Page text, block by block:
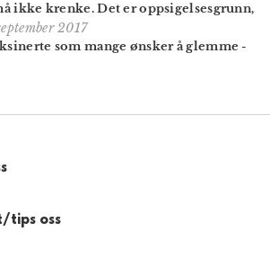
ikke krenke. Det er oppsigelsesgrunn,
2017
som mange ønsker å glemme -
tips oss